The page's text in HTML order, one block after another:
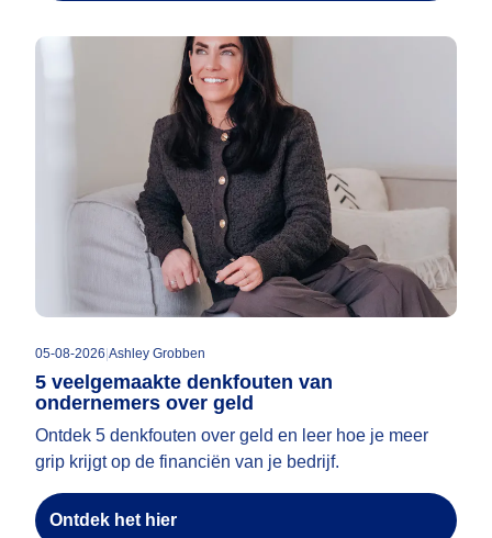
05-08-2026 Ashley Grobben
5 veelgemaakte denkfouten van
ondernemers over geld
Ontdek 5 denkfouten over geld en leer hoe je meer
grip krijgt op de financiën van je bedrijf.
Ontdek het hier